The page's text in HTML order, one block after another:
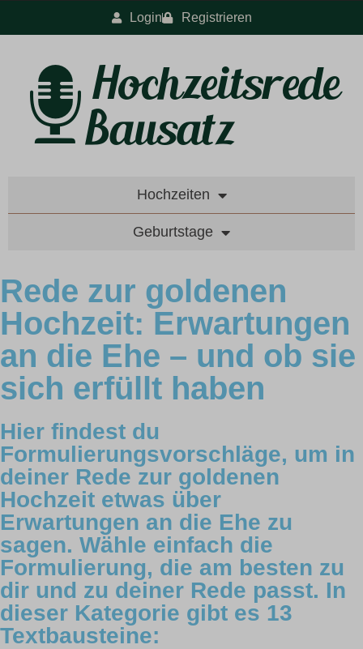
Login Registrieren
Hochzeiten
Geburtstage
Rede zur goldenen
Hochzeit: Erwartungen
an die Ehe – und ob sie
sich erfüllt haben
Hier findest du
Formulierungsvorschläge, um in
deiner Rede zur goldenen
Hochzeit etwas über
Erwartungen an die Ehe zu
sagen. Wähle einfach die
Formulierung, die am besten zu
dir und zu deiner Rede passt. In
dieser Kategorie gibt es 13
Textbausteine: